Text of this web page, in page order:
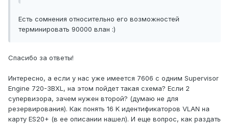
Есть сомнения относительно его возможностей
терминировать 90000 влан :)
Спасибо за ответы!
Интересно, а если у нас уже имеется 7606 с одним Supervisor
Engine 720-3BXL, на этом пойдет такая схема? Если 2
супервизора, зачем нужен второй? (думаю не для
резервирования). Как понять 16 K идентификаторов VLAN на
карту ES20+ (в ее описании нашел). И еще вопрос, как раздать